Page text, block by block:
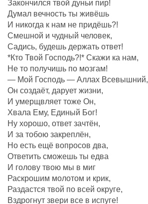
Закончился твой дуньи пир!
Думал вечность ты живёшь
И никогда к нам не придёшь?!
Смешной и чудный человек,
Садись, будешь держать ответ!
*Кто Твой Господь?!* Скажи ка нам,
Не то получишь по мозгам!
— Мой Господь — Аллах Всевышний,
Он создаëт, дарует жизни,
И умерщвляет тоже Он,
Хвала Ему, Единый Бог!
Ну хорошо, ответ зачтëн,
И за тобою закреплëн,
Но есть ещё вопросов два,
Ответить сможешь ты едва
И голову твою мы в миг
Раскрошим молотом и крик,
Раздастся твой по всей округе,
Вздрогнут звери все в испуге!